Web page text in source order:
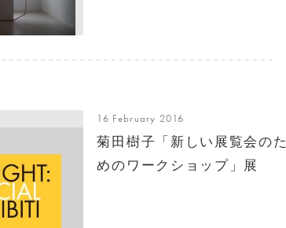
16 February 2016
菊田樹子「新しい展覧会のた
めのワークショップ」展